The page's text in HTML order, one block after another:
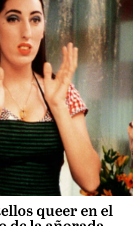
queer en el